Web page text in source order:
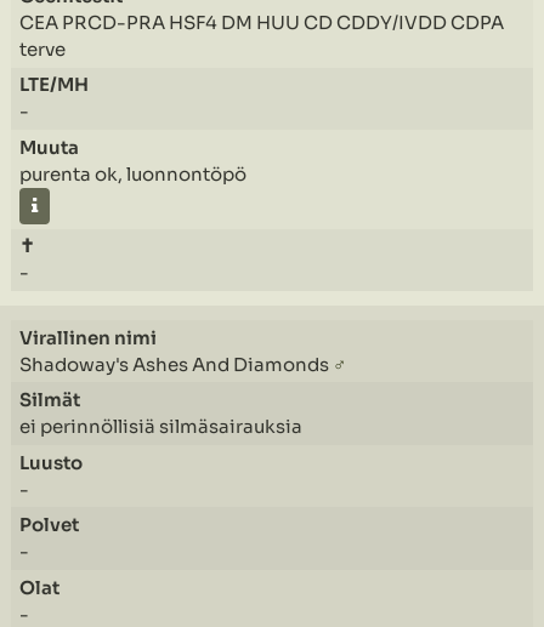
CEA PRCD-PRA HSF4 DM HUU CD CDDY/IVDD CDPA
terve
-
purenta ok, luonnontöpö
-
Shadoway's Ashes And Diamonds ♂
ei perinnöllisiä silmäsairauksia
-
-
-